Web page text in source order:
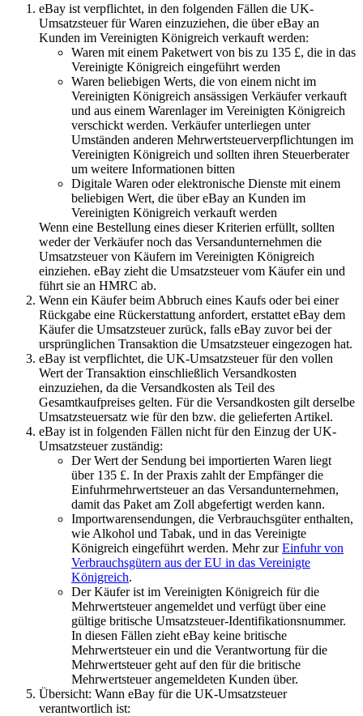
eBay ist verpflichtet, in den folgenden Fällen die UK-
Umsatzsteuer für Waren einzuziehen, die über eBay an
Kunden im Vereinigten Königreich verkauft werden:
Waren mit einem Paketwert von bis zu 135 £, die in das
Vereinigte Königreich eingeführt werden
Waren beliebigen Werts, die von einem nicht im
Vereinigten Königreich ansässigen Verkäufer verkauft
und aus einem Warenlager im Vereinigten Königreich
verschickt werden. Verkäufer unterliegen unter
Umständen anderen Mehrwertsteuerverpflichtungen im
Vereinigten Königreich und sollten ihren Steuerberater
um weitere Informationen bitten
Digitale Waren oder elektronische Dienste mit einem
beliebigen Wert, die über eBay an Kunden im
Vereinigten Königreich verkauft werden
Wenn eine Bestellung eines dieser Kriterien erfüllt, sollten
weder der Verkäufer noch das Versandunternehmen die
Umsatzsteuer von Käufern im Vereinigten Königreich
einziehen. eBay zieht die Umsatzsteuer vom Käufer ein und
führt sie an HMRC ab.
Wenn ein Käufer beim Abbruch eines Kaufs oder bei einer
Rückgabe eine Rückerstattung anfordert, erstattet eBay dem
Käufer die Umsatzsteuer zurück, falls eBay zuvor bei der
ursprünglichen Transaktion die Umsatzsteuer eingezogen hat.
eBay ist verpflichtet, die UK-Umsatzsteuer für den vollen
Wert der Transaktion einschließlich Versandkosten
einzuziehen, da die Versandkosten als Teil des
Gesamtkaufpreises gelten. Für die Versandkosten gilt derselbe
Umsatzsteuersatz wie für den bzw. die gelieferten Artikel.
eBay ist in folgenden Fällen nicht für den Einzug der UK-
Umsatzsteuer zuständig:
Der Wert der Sendung bei importierten Waren liegt
über 135 £. In der Praxis zahlt der Empfänger die
Einfuhrmehrwertsteuer an das Versandunternehmen,
damit das Paket am Zoll abgefertigt werden kann.
Importwarensendungen, die Verbrauchsgüter enthalten,
wie Alkohol und Tabak, und in das Vereinigte
Königreich eingeführt werden. Mehr zurEinfuhr von
Verbrauchsgütern aus der EU in das Vereinigte
Königreich.
Der Käufer ist im Vereinigten Königreich für die
Mehrwertsteuer angemeldet und verfügt über eine
gültige britische Umsatzsteuer-Identifikationsnummer.
In diesen Fällen zieht eBay keine britische
Mehrwertsteuer ein und die Verantwortung für die
Mehrwertsteuer geht auf den für die britische
Mehrwertsteuer angemeldeten Kunden über.
Übersicht: Wann eBay für die UK-Umsatzsteuer
verantwortlich ist: